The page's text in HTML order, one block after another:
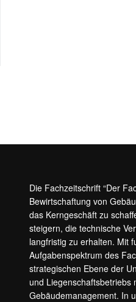
Die Fachzeitschrift “Der
Bewirtschaftung von
das Kerngeschäft zu
steigern, die technische
langfristig zu erhalten. Mit
Aufgabenspektrum des
strategischen Ebene der
und Liegenschaftsbetriebs
Gebäudemanagement. In